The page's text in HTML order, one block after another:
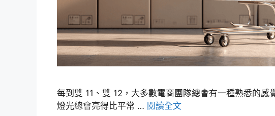
每到雙 11、雙 12，大多數電商團隊總會有一種熟悉的
燈光總會亮得比平常 … 閱讀全文